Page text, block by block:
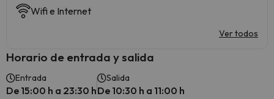
Wifi e Internet
Ver todos
Horario de entrada y salida
Entrada
De 15:00 h a 23:30 h
Salida
De 10:30 h a 11:00 h